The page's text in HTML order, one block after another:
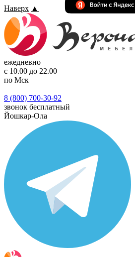
Наверх ▲
ежедневно
с 10.00 до 22.00
по Мск
8 (800) 700-30-92
звонок бесплатный
Йошкар-Ола